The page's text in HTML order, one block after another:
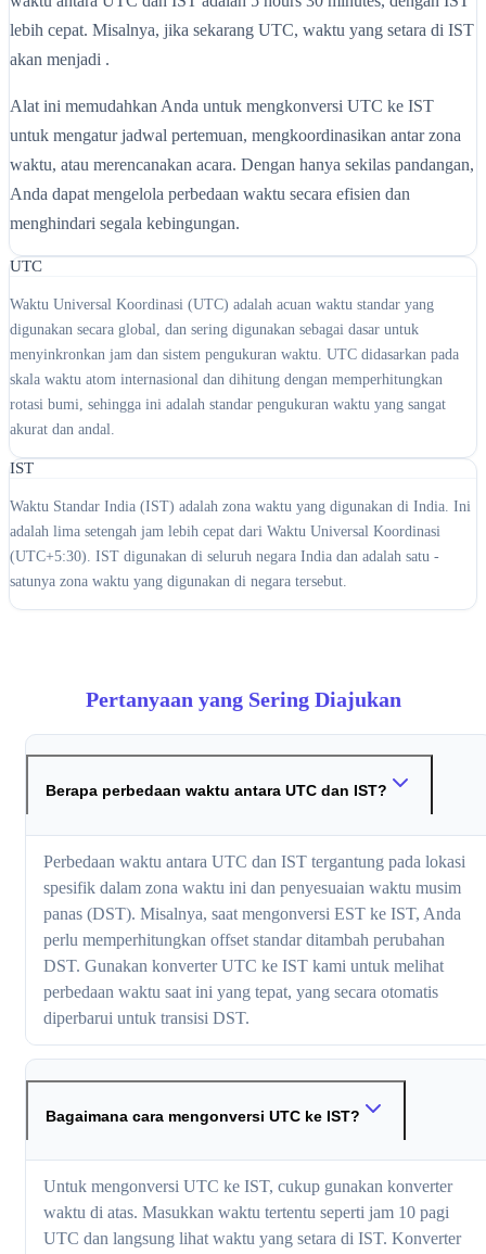
lebih cepat. Misalnya, jika sekarang UTC, waktu yang setara di IST
akan menjadi .
Alat ini memudahkan Anda untuk mengkonversi UTC ke IST
untuk mengatur jadwal pertemuan, mengkoordinasikan antar zona
waktu, atau merencanakan acara. Dengan hanya sekilas pandangan,
Anda dapat mengelola perbedaan waktu secara efisien dan
menghindari segala kebingungan.
UTC
Waktu Universal Koordinasi (UTC) adalah acuan waktu standar yang
digunakan secara global, dan sering digunakan sebagai dasar untuk
menyinkronkan jam dan sistem pengukuran waktu. UTC didasarkan pada
skala waktu atom internasional dan dihitung dengan memperhitungkan
rotasi bumi, sehingga ini adalah standar pengukuran waktu yang sangat
akurat dan andal.
IST
Waktu Standar India (IST) adalah zona waktu yang digunakan di India. Ini
adalah lima setengah jam lebih cepat dari Waktu Universal Koordinasi
(UTC+5:30). IST digunakan di seluruh negara India dan adalah satu -
satunya zona waktu yang digunakan di negara tersebut.
Pertanyaan yang Sering Diajukan
Berapa perbedaan waktu antara UTC dan IST?
Perbedaan waktu antara UTC dan IST tergantung pada lokasi
spesifik dalam zona waktu ini dan penyesuaian waktu musim
panas (DST). Misalnya, saat mengonversi EST ke IST, Anda
perlu memperhitungkan offset standar ditambah perubahan
DST. Gunakan konverter UTC ke IST kami untuk melihat
perbedaan waktu saat ini yang tepat, yang secara otomatis
diperbarui untuk transisi DST.
Bagaimana cara mengonversi UTC ke IST?
Untuk mengonversi UTC ke IST, cukup gunakan konverter
waktu di atas. Masukkan waktu tertentu seperti jam 10 pagi
UTC dan langsung lihat waktu yang setara di IST. Konverter